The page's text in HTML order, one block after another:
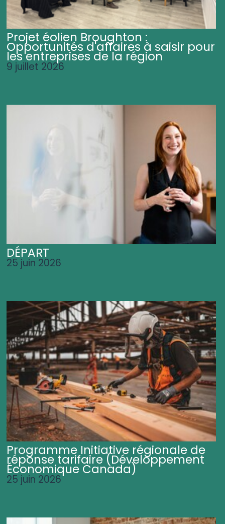
Projet éolien Broughton :
Opportunités d'affaires à saisir pour
les entreprises de la région
9 juillet 2026
DÉPART
25 juin 2026
Programme Initiative régionale de
réponse tarifaire (Développement
Économique Canada)
25 juin 2026